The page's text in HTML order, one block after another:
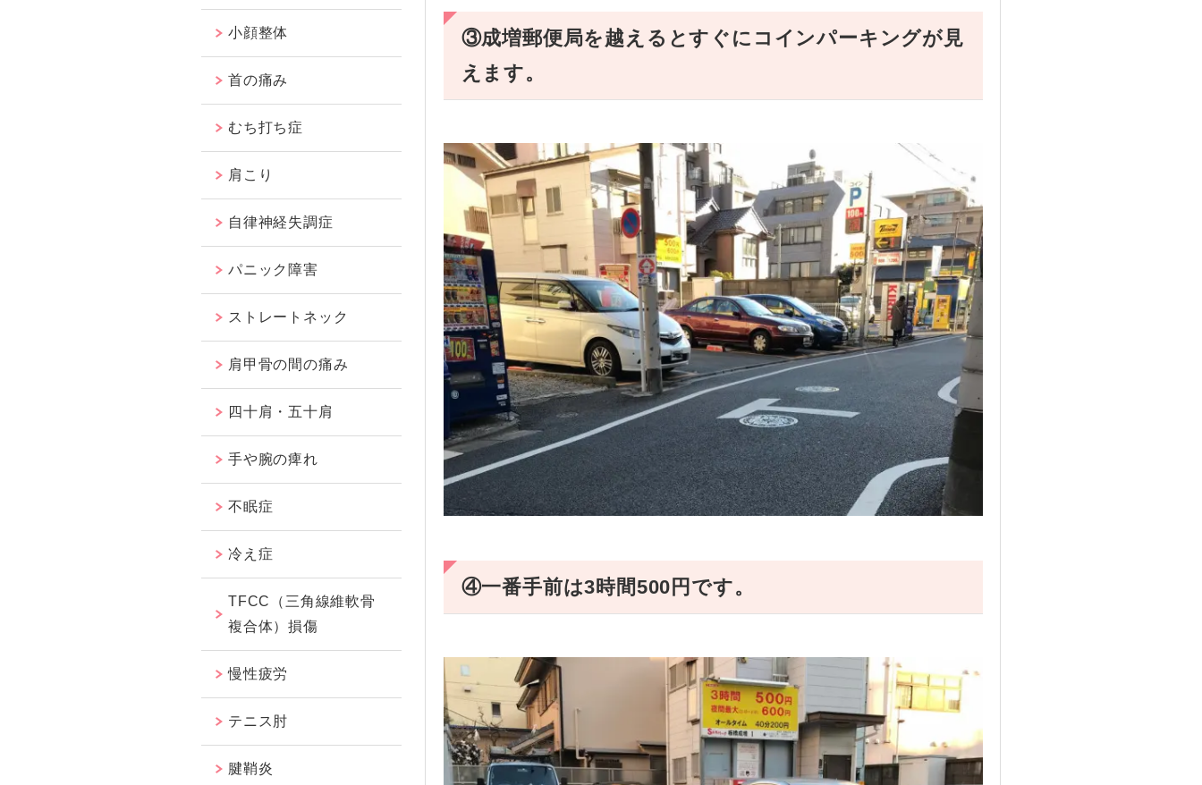
③成増郵便局を越えるとすぐにコインパーキングが見
えます。
④一番手前は3時間500円です。
小顔整体
首の痛み
むち打ち症
肩こり
自律神経失調症
パニック障害
ストレートネック
肩甲骨の間の痛み
四十肩・五十肩
手や腕の痺れ
不眠症
冷え症
TFCC（三角線維軟骨
複合体）損傷
慢性疲労
テニス肘
腱鞘炎